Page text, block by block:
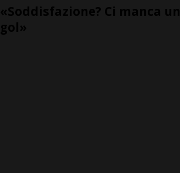
«Soddisfazione? Ci manca un
gol»